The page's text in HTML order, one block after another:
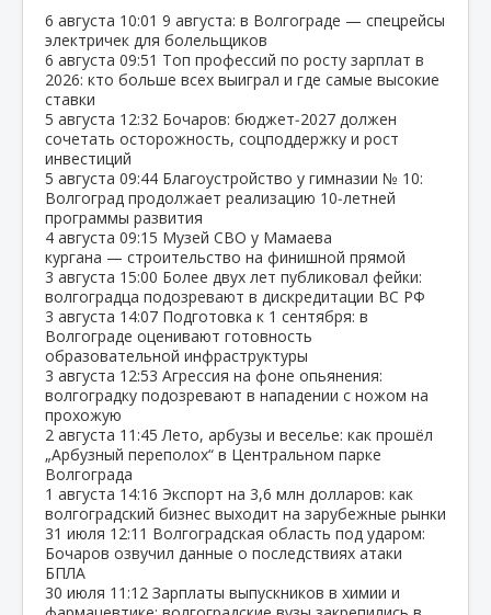
6 августа 10:01 9 августа: в Волгограде — спецрейсы
электричек для болельщиков
6 августа 09:51 Топ профессий по росту зарплат в
2026: кто больше всех выиграл и где самые высокие
ставки
5 августа 12:32 Бочаров: бюджет‑2027 должен
сочетать осторожность, соцподдержку и рост
инвестиций
5 августа 09:44 Благоустройство у гимназии № 10:
Волгоград продолжает реализацию 10‑летней
программы развития
4 августа 09:15 Музей СВО у Мамаева
кургана — строительство на финишной прямой
3 августа 15:00 Более двух лет публиковал фейки:
волгоградца подозревают в дискредитации ВС РФ
3 августа 14:07 Подготовка к 1 сентября: в
Волгограде оценивают готовность
образовательной инфраструктуры
3 августа 12:53 Агрессия на фоне опьянения:
волгоградку подозревают в нападении с ножом на
прохожую
2 августа 11:45 Лето, арбузы и веселье: как прошёл
„Арбузный переполох“ в Центральном парке
Волгограда
1 августа 14:16 Экспорт на 3,6 млн долларов: как
волгоградский бизнес выходит на зарубежные рынки
31 июля 12:11 Волгоградская область под ударом:
Бочаров озвучил данные о последствиях атаки
БПЛА
30 июля 11:12 Зарплаты выпускников в химии и